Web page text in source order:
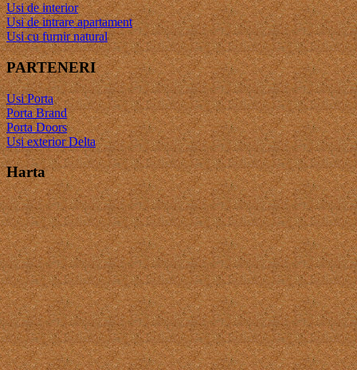
Usi de interior
Usi de intrare apartament
Usi cu furnir natural
PARTENERI
Usi Porta
Porta Brand
Porta Doors
Usi exterior Delta
Harta